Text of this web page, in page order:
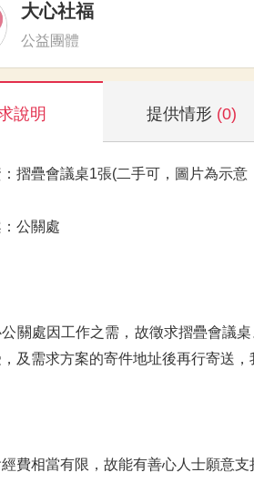
大心社福
公益團體
說明 提供情形 (0)
摺疊會議桌1張(二手可，圖片為示意
公關處
關處因工作之需，故徵求摺疊會議
及需求方案的寄件地址後再行寄送
費相當有限，故能有善心人士願意支